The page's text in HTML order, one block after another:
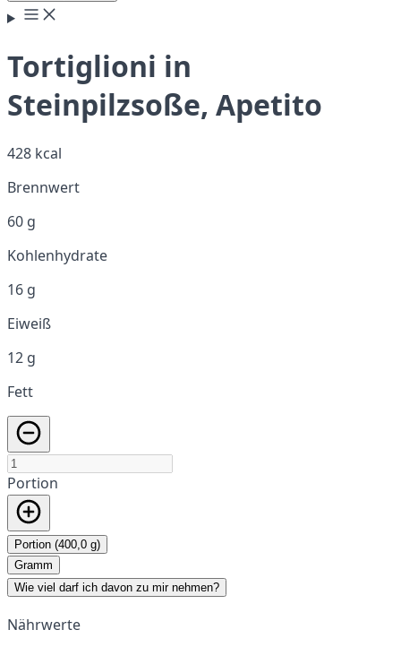
Tortiglioni in
Steinpilzsoße, Apetito
428 kcal
Brennwert
60 g
Kohlenhydrate
16 g
Eiweiß
12 g
Fett
Portion
Portion (400,0 g)
Gramm
Wie viel darf ich davon zu mir nehmen?
Nährwerte